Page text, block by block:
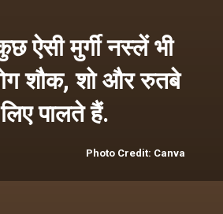
ऐसी मुर्गी नस्लें भी
शौक, शो और रुतबे
पालते हैं.
Photo Credit: Canva